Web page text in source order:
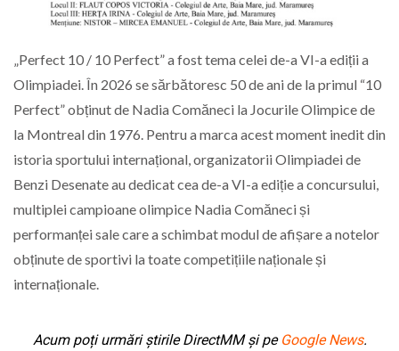
„Perfect 10 / 10 Perfect” a fost tema celei de-a VI-a ediții a
Olimpiadei. În 2026 se sărbătoresc 50 de ani de la primul “10
Perfect” obținut de Nadia Comăneci la Jocurile Olimpice de
la Montreal din 1976. Pentru a marca acest moment inedit din
istoria sportului internațional, organizatorii Olimpiadei de
Benzi Desenate au dedicat cea de-a VI-a ediție a concursului,
multiplei campioane olimpice Nadia Comăneci și
performanței sale care a schimbat modul de afișare a notelor
obținute de sportivi la toate competițiile naționale și
internaționale.
Acum poți urmări știrile DirectMM și pe Google News.